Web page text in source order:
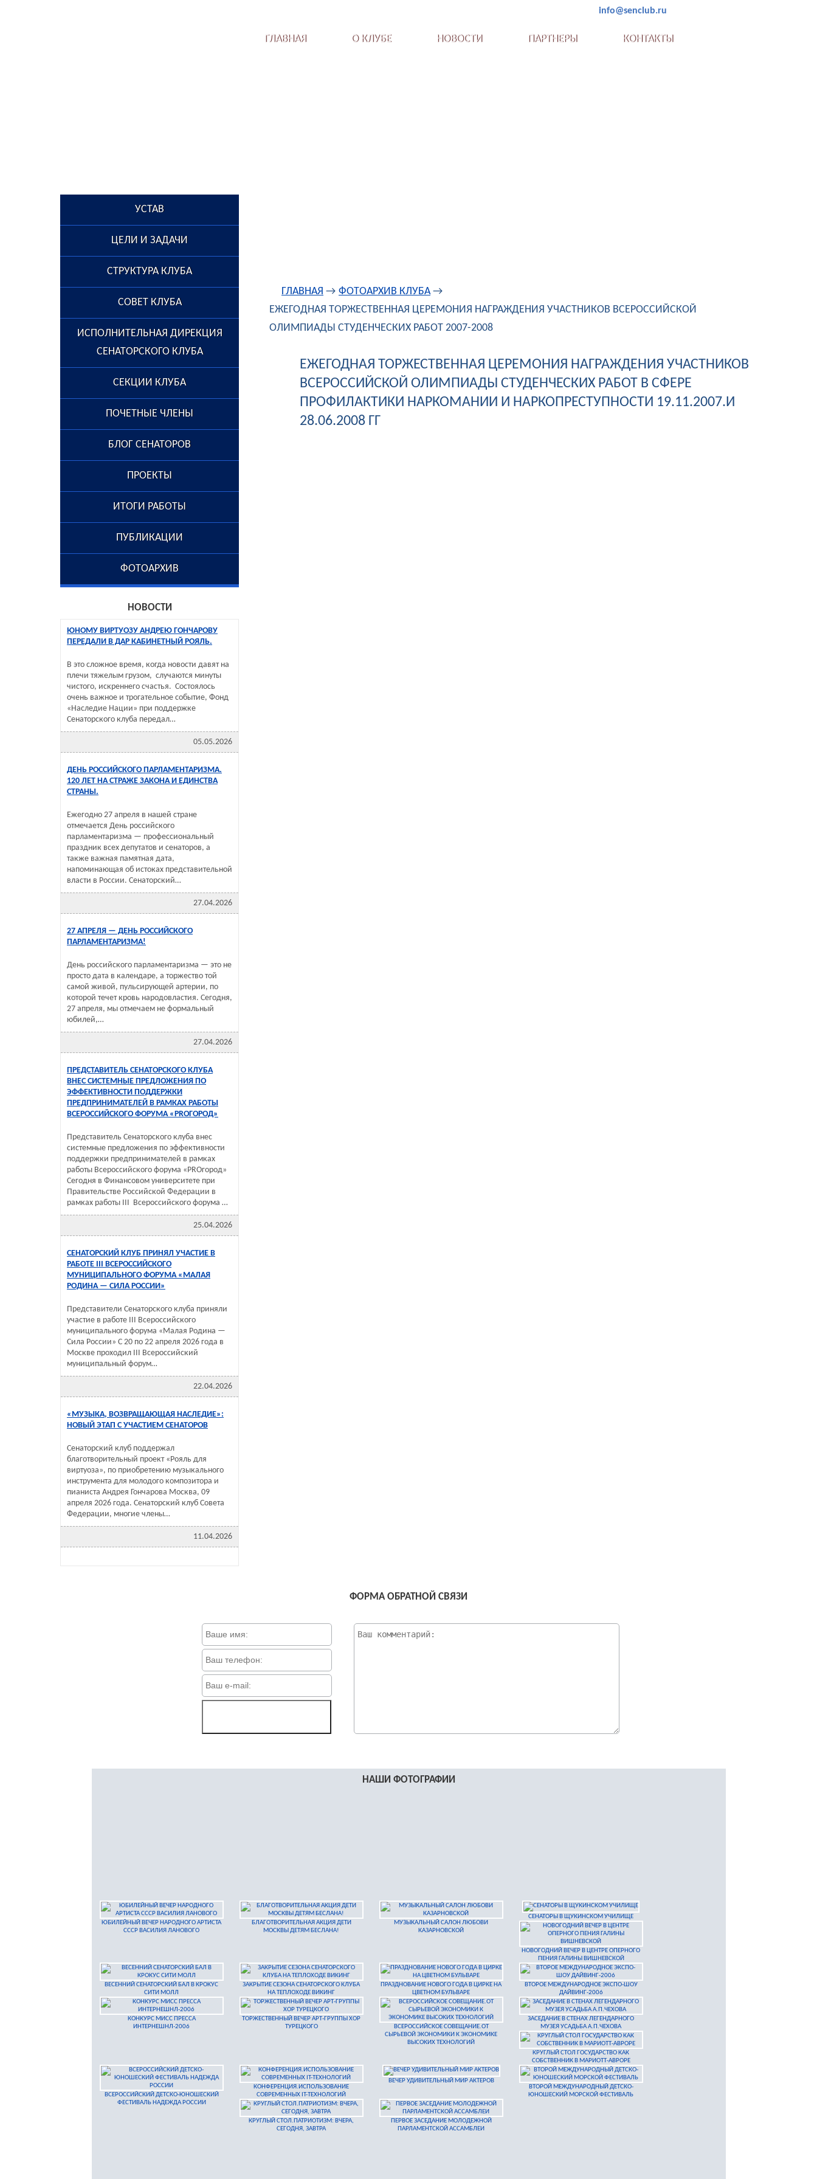
info@senclub.ru
ГЛАВНАЯ О КЛУБЕ НОВОСТИ ПАРТНЕРЫ КОНТАКТЫ
УСТАВ
ЦЕЛИ И ЗАДАЧИ
СТРУКТУРА КЛУБА
СОВЕТ КЛУБА
ИСПОЛНИТЕЛЬНАЯ ДИРЕКЦИЯ
СЕНАТОРСКОГО КЛУБА
СЕКЦИИ КЛУБА
ПОЧЕТНЫЕ ЧЛЕНЫ
БЛОГ СЕНАТОРОВ
ПРОЕКТЫ
ИТОГИ РАБОТЫ
ПУБЛИКАЦИИ
ФОТОАРХИВ
НОВОСТИ
ЮНОМУ ВИРТУОЗУ АНДРЕЮ ГОНЧАРОВУ
ПЕРЕДАЛИ В ДАР КАБИНЕТНЫЙ РОЯЛЬ.
В это сложное время, когда новости давят на
плечи тяжелым грузом, случаются минуты
чистого, искреннего счастья. Состоялось
очень важное и трогательное событие, Фонд
«Наследие Нации» при поддержке
Сенаторского клуба передал…
05.05.2026
ДЕНЬ РОССИЙСКОГО ПАРЛАМЕНТАРИЗМА.
120 ЛЕТ НА СТРАЖЕ ЗАКОНА И ЕДИНСТВА
СТРАНЫ.
Ежегодно 27 апреля в нашей стране
отмечается День российского
парламентаризма — профессиональный
праздник всех депутатов и сенаторов, а
также важная памятная дата,
напоминающая об истоках представительной
власти в России. Сенаторский…
27.04.2026
27 АПРЕЛЯ — ДЕНЬ РОССИЙСКОГО
ПАРЛАМЕНТАРИЗМА!
День российского парламентаризма — это не
просто дата в календаре, а торжество той
самой живой, пульсирующей артерии, по
которой течет кровь народовластия. Сегодня,
27 апреля, мы отмечаем не формальный
юбилей,…
27.04.2026
ПРЕДСТАВИТЕЛЬ СЕНАТОРСКОГО КЛУБА
ВНЕС СИСТЕМНЫЕ ПРЕДЛОЖЕНИЯ ПО
ЭФФЕКТИВНОСТИ ПОДДЕРЖКИ
ПРЕДПРИНИМАТЕЛЕЙ В РАМКАХ РАБОТЫ
ВСЕРОССИЙСКОГО ФОРУМА «PROГОРОД»
Представитель Сенаторского клуба внес
системные предложения по эффективности
поддержки предпринимателей в рамках
работы Всероссийского форума «PROгород»
Сегодня в Финансовом университете при
Правительстве Российской Федерации в
рамках работы III Всероссийского форума …
25.04.2026
СЕНАТОРСКИЙ КЛУБ ПРИНЯЛ УЧАСТИЕ В
РАБОТЕ III ВСЕРОССИЙСКОГО
МУНИЦИПАЛЬНОГО ФОРУМА «МАЛАЯ
РОДИНА — СИЛА РОССИИ»
Представители Сенаторского клуба приняли
участие в работе III Всероссийского
муниципального форума «Малая Родина —
Сила России» С 20 по 22 апреля 2026 года в
Москве проходил III Всероссийский
муниципальный форум…
22.04.2026
«МУЗЫКА, ВОЗВРАЩАЮЩАЯ НАСЛЕДИЕ»:
НОВЫЙ ЭТАП С УЧАСТИЕМ СЕНАТОРОВ
Сенаторский клуб поддержал
благотворительный проект «Рояль для
виртуоза», по приобретению музыкального
инструмента для молодого композитора и
пианиста Андрея Гончарова Москва, 09
апреля 2026 года. Сенаторский клуб Совета
Федерации, многие члены…
11.04.2026
ГЛАВНАЯ → ФОТОАРХИВ КЛУБА→
ЕЖЕГОДНАЯ ТОРЖЕСТВЕННАЯ ЦЕРЕМОНИЯ НАГРАЖДЕНИЯ УЧАСТНИКОВ ВСЕРОССИЙСКОЙ
ОЛИМПИАДЫ СТУДЕНЧЕСКИХ РАБОТ 2007-2008
ЕЖЕГОДНАЯ ТОРЖЕСТВЕННАЯ ЦЕРЕМОНИЯ НАГРАЖДЕНИЯ УЧАСТНИКОВ
ВСЕРОССИЙСКОЙ ОЛИМПИАДЫ СТУДЕНЧЕСКИХ РАБОТ В СФЕРЕ
ПРОФИЛАКТИКИ НАРКОМАНИИ И НАРКОПРЕСТУПНОСТИ 19.11.2007.И
28.06.2008 ГГ
ФОРМА ОБРАТНОЙ СВЯЗИ
НАШИ ФОТОГРАФИИ
ЮБИЛЕЙНЫЙ ВЕЧЕР НАРОДНОГО АРТИСТА
СССР ВАСИЛИЯ ЛАНОВОГО
БЛАГОТВОРИТЕЛЬНАЯ АКЦИЯ ДЕТИ
МОСКВЫ ДЕТЯМ БЕСЛАНА!
МУЗЫКАЛЬНЫЙ САЛОН ЛЮБОВИ
КАЗАРНОВСКОЙ
СЕНАТОРЫ В ЩУКИНСКОМ УЧИЛИЩЕ
НОВОГОДНИЙ ВЕЧЕР В ЦЕНТРЕ ОПЕРНОГО
ПЕНИЯ ГАЛИНЫ ВИШНЕВСКОЙ
ВЕСЕННИЙ СЕНАТОРСКИЙ БАЛ В КРОКУС
СИТИ МОЛЛ
ЗАКРЫТИЕ СЕЗОНА СЕНАТОРСКОГО КЛУБА
НА ТЕПЛОХОДЕ ВИКИНГ
ПРАЗДНОВАНИЕ НОВОГО ГОДА В ЦИРКЕ НА
ЦВЕТНОМ БУЛЬВАРЕ
ВТОРОЕ МЕЖДУНАРОДНОЕ ЭКСПО-ШОУ
ДАЙВИНГ-2006
КОНКУРС МИСС ПРЕССА
ИНТЕРНЕШНЛ-2006
ТОРЖЕСТВЕННЫЙ ВЕЧЕР АРТ-ГРУППЫ ХОР
ТУРЕЦКОГО
ВСЕРОССИЙСКОЕ СОВЕЩАНИЕ.ОТ
СЫРЬЕВОЙ ЭКОНОМИКИ К ЭКОНОМИКЕ
ВЫСОКИХ ТЕХНОЛОГИЙ
ЗАСЕДАНИЕ В СТЕНАХ ЛЕГЕНДАРНОГО
МУЗЕЯ УСАДЬБА А.П.ЧЕХОВА
КРУГЛЫЙ СТОЛ ГОСУДАРСТВО КАК
СОБСТВЕННИК В МАРИОТТ-АВРОРЕ
ВСЕРОССИЙСКИЙ ДЕТСКО-ЮНОШЕСКИЙ
ФЕСТИВАЛЬ НАДЕЖДА РОССИИ
КОНФЕРЕНЦИЯ.ИСПОЛЬЗОВАНИЕ
СОВРЕМЕННЫХ IT-ТЕХНОЛОГИЙ
ВЕЧЕР УДИВИТЕЛЬНЫЙ МИР АКТЕРОВ
ВТОРОЙ МЕЖДУНАРОДНЫЙ ДЕТСКО-
ЮНОШЕСКИЙ МОРСКОЙ ФЕСТИВАЛЬ
КРУГЛЫЙ СТОЛ.ПАТРИОТИЗМ: ВЧЕРА,
СЕГОДНЯ, ЗАВТРА
ПЕРВОЕ ЗАСЕДАНИЕ МОЛОДЕЖНОЙ
ПАРЛАМЕНТСКОЙ АССАМБЛЕИ